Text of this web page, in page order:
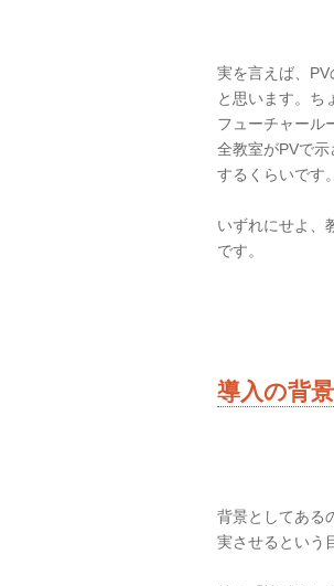
実を言えば、
と思います。ち
フューチャール
全教室がPVで
するくらいです。
いずれにせよ、
です。
導入の背景
背景としてある
実させるという